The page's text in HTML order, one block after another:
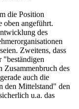
die Position
oben angeführt.
des
Zweitens, dass
"beständigen
des
auch die
den Mittelstand" den
u.a. das